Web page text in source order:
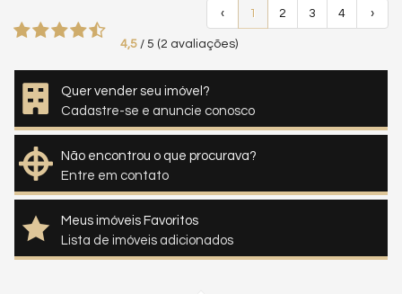
‹ 1 2 3 4 ›
4,5 / 5 (2 avaliações)
Quer vender seu imóvel?
Cadastre-se e anuncie conosco
Não encontrou o que procurava?
Entre em contato
Meus imóveis Favoritos
Lista de imóveis adicionados